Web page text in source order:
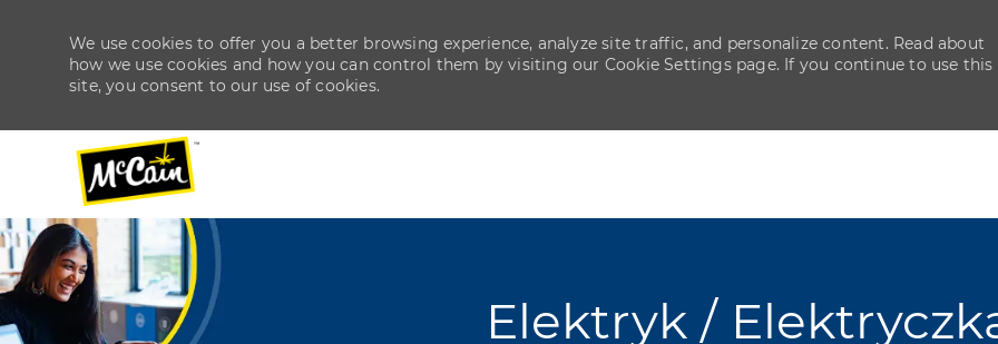
-
-
We use cookies to offer you a better browsing experience, analyze site traffic, and personalize content. Read about
how we use cookies and how you can control them by visiting our Cookie Settings page. If you continue to use this
site, you consent to our use of cookies.
Elektryk /